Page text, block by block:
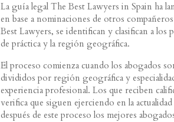
La guía legal The Best Lawyers in Spain ha
en base a nominaciones de otros
Best Lawyers, se identifican y clasifican a los
de práctica y la región geográfica.
El proceso comienza cuando los abogados
divididos por región geográfica y
experiencia profesional. Los que reciben
verifica que siguen ejerciendo en la
después de este proceso los mejores